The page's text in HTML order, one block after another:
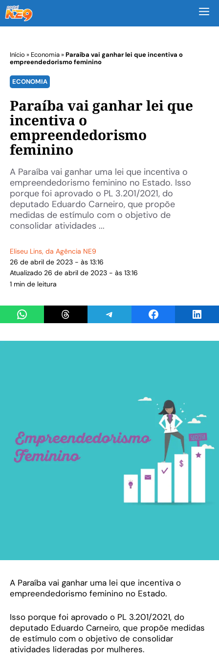
Início » Economia»Paraíba vai ganhar lei que incentiva o
empreendedorismo feminino
ECONOMIA
Paraíba vai ganhar lei que
incentiva o
empreendedorismo
feminino
A Paraíba vai ganhar uma lei que incentiva o
empreendedorismo feminino no Estado. Isso
porque foi aprovado o PL 3.201/2021, do
deputado Eduardo Carneiro, que propõe
medidas de estímulo com o objetivo de
consolidar atividades ...
Eliseu Lins, da Agência NE9
26 de abril de 2023 - às 13:16
Atualizado 26 de abril de 2023 - às 13:16
1 min de leitura
Share on WhatsAppShare on ThreadsShare on TelegramShare on Facebook
A Paraíba vai ganhar uma lei que incentiva o
empreendedorismo feminino no Estado.
Isso porque foi aprovado o PL 3.201/2021, do
deputado Eduardo Carneiro, que propõe medidas
de estímulo com o objetivo de consolidar
atividades lideradas por mulheres.